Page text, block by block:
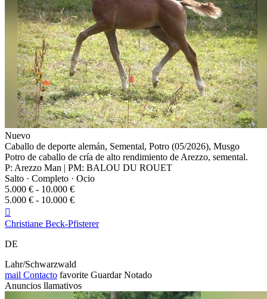
Nuevo
Caballo de deporte alemán, Semental, Potro (05/2026), Musgo
Potro de caballo de cría de alto rendimiento de Arezzo, semental.
P: Arezzo Man | PM: BALOU DU ROUET
Salto · Completo · Ocio
5.000 € - 10.000 €
5.000 € - 10.000 €

Christiane Beck-Pfisterer
DE
Lahr/Schwarzwald
mail Contacto favorite Guardar Notado
Anuncios llamativos